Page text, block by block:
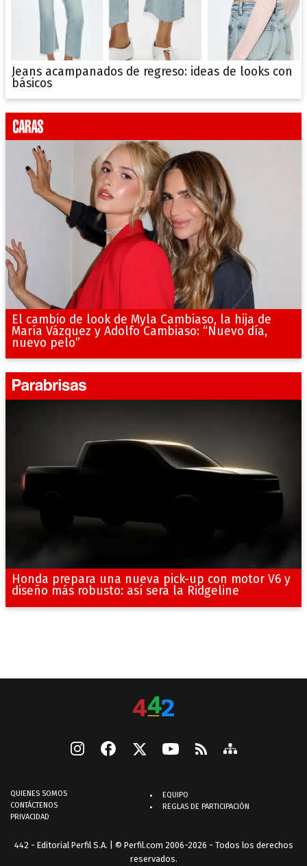
Jeans acampanados de regreso: ideas de looks con
básicos
El cambio de look de Myla Cambiaso, la hija de
María Vázquez y Adolfo Cambiaso: “Nuevo día,
nuevo pelo”
Honda prepara una nueva pick-up con motor V6 y
diseño más robusto: así será la Ridgeline
QUIENES SOMOS
CONTÁCTENOS
PRIVACIDAD
EQUIPO
REGLAS DE PARTICIPACIÓN
442 - Editorial Perfil S.A. | © Perfil.com 2006-2026 - Todos los derechos
reservados.